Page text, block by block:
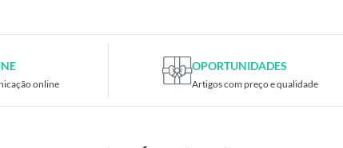
online
OPORTUNIDADES
Artigos com preço e qualidade